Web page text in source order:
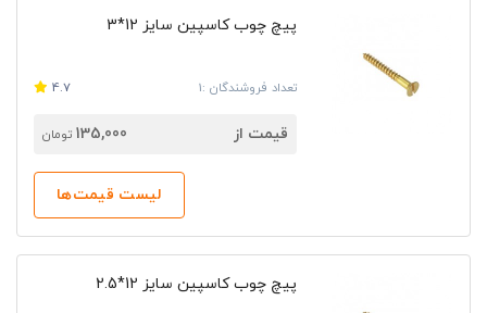
پیچ چوب کاسپین سایز 12*3
تعداد فروشندگان :1 4.7
قیمت از 135,000 تومان
لیست قیمت‌ها
پیچ چوب کاسپین سایز 12*2.5